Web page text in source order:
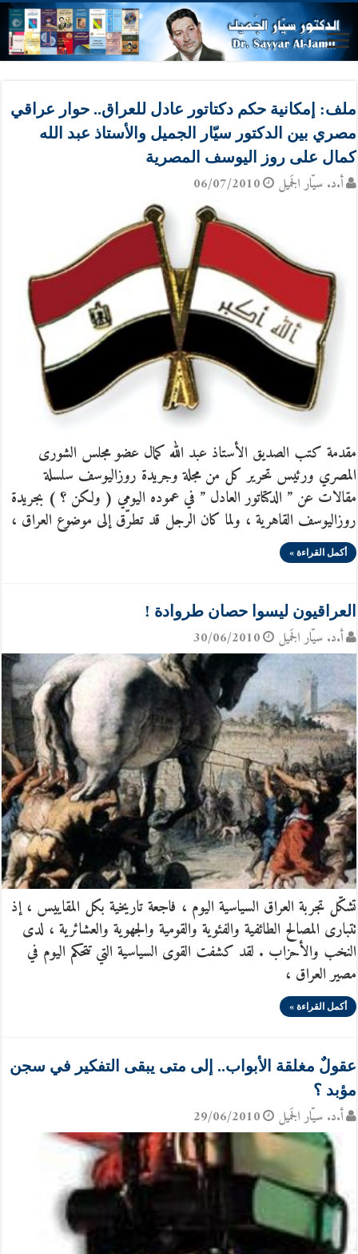
ملف: إمكانية حكم دكتاتور عادل للعراق.. حوار عراقي
مصري بين الدكتور سيّار الجميل والأستاذ عبد الله
كمال على روز اليوسف المصرية
أ.د. سيّار الجَميل 06/07/2010
مقدمة كتب الصديق الأستاذ عبد الله كمال عضو مجلس الشورى
المصري ورئيس تحرير كل من مجلة وجريدة روزاليوسف سلسلة
مقالات عن ” الدكتاتور العادل ” في عموده اليومي ( ولكن ؟ ) بجريدة
روزاليوسف القاهرية ، ولما كان الرجل قد تطرّق إلى موضوع العراق ،
أكمل القراءة »
العراقيون ليسوا حصان طروادة !
أ.د. سيّار الجَميل 30/06/2010
تشكّل تجربة العراق السياسية اليوم ، فاجعة تاريخية بكل المقاييس ، إذ
تتبارى المصالح الطائفية والفئوية والقومية والجهوية والعشائرية ، لدى
النخب والأحزاب . لقد كشفت القوى السياسية التي تتحكم اليوم في
مصير العراق ،
أكمل القراءة »
عقولٌ مغلقة الأبواب.. إلى متى يبقى التفكير في سجن
مؤبد ؟
أ.د. سيّار الجَميل 29/06/2010